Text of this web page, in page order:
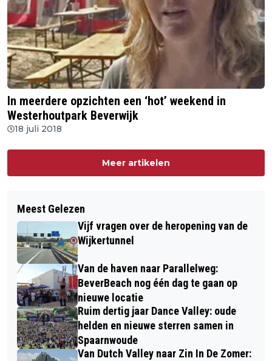
In meerdere opzichten een ‘hot’ weekend in
Westerhoutpark Beverwijk
18 juli 2018
Meer artikelen
Meest Gelezen
Vijf vragen over de heropening van de
Wijkertunnel
Van de haven naar Parallelweg:
BeverBeach nog één dag te gaan op
nieuwe locatie
Ruim dertig jaar Dance Valley: oude
helden en nieuwe sterren samen in
Spaarnwoude
Van Dutch Valley naar Zin In De Zomer: